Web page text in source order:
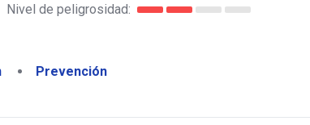
Nivel de peligrosidad:
Prevención